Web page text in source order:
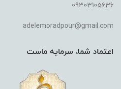
09303105636
adelemoradpour@gmail.com
اعتماد شما، سرمایه ماست